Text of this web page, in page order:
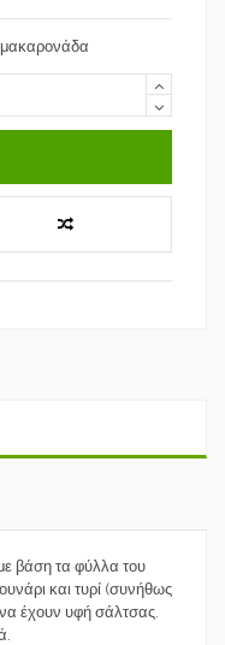
μακαρονάδα
βάση τα φύλλα του
και τυρί (συνήθως
έχουν υφή σάλτσας.